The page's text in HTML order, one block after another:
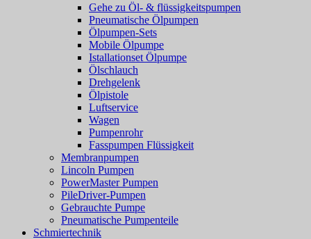
Gehe zu Öl- & flüssigkeitspumpen
Pneumatische Ölpumpen
Ölpumpen-Sets
Mobile Ölpumpe
Istallationset Ölpumpe
Ölschlauch
Drehgelenk
Ölpistole
Luftservice
Wagen
Pumpenrohr
Fasspumpen Flüssigkeit
Membranpumpen
Lincoln Pumpen
PowerMaster Pumpen
PileDriver-Pumpen
Gebrauchte Pumpe
Pneumatische Pumpenteile
Schmiertechnik